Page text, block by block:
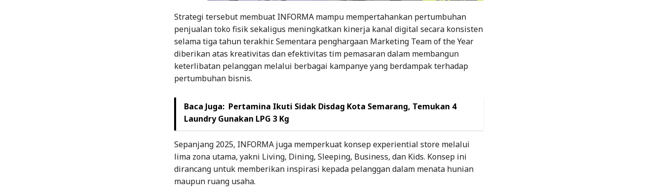
Strategi tersebut membuat INFORMA mampu mempertahankan pertumbuhan
penjualan toko fisik sekaligus meningkatkan kinerja kanal digital secara konsisten
selama tiga tahun terakhir. Sementara penghargaan Marketing Team of the Year
diberikan atas kreativitas dan efektivitas tim pemasaran dalam membangun
keterlibatan pelanggan melalui berbagai kampanye yang berdampak terhadap
pertumbuhan bisnis.
Baca Juga: Pertamina Ikuti Sidak Disdag Kota Semarang, Temukan 4
Laundry Gunakan LPG 3 Kg
Sepanjang 2025, INFORMA juga memperkuat konsep experiential store melalui
lima zona utama, yakni Living, Dining, Sleeping, Business, dan Kids. Konsep ini
dirancang untuk memberikan inspirasi kepada pelanggan dalam menata hunian
maupun ruang usaha.